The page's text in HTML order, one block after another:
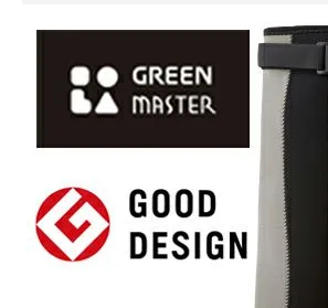
お気に入り一覧
閲覧履歴一覧
農業機械
農業資材
作業用品